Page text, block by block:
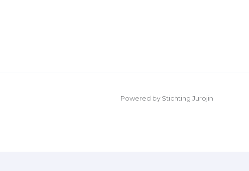
Powered by Stichting Jurojin